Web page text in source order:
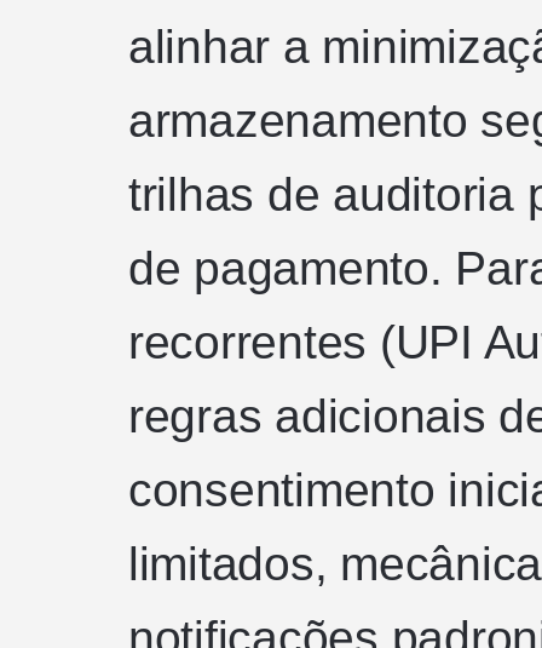
alinhar a
armazenamento
trilhas de auditoria
de pagamento.
recorrentes (UPI
regras adicionais
consentimento
limitados,
notificações